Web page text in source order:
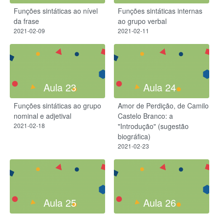
Funções sintáticas ao nível
da frase
2021-02-09
Funções sintáticas internas
ao grupo verbal
2021-02-11
Aula 23
Funções sintáticas ao grupo
nominal e adjetival
2021-02-18
Aula 24
Amor de Perdição, de Camilo
Castelo Branco: a
"Introdução" (sugestão
biográfica)
2021-02-23
Aula 25 Aula 26